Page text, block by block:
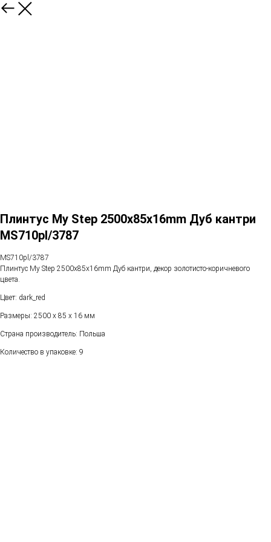
Плинтус My Step 2500х85х16mm Дуб кантри
MS710pl/3787
MS710pl/3787
Плинтус My Step 2500х85х16mm Дуб кантри, декор золотисто-коричневого
цвета.
Цвет: dark_red
Размеры: 2500 х 85 х 16 мм
Страна производитель: Польша
Количество в упаковке: 9